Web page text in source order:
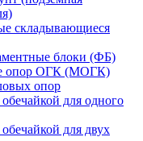
складывающиеся
блоки (ФБ)
опор ОГК (МОГК)
опор
для одного
для двух